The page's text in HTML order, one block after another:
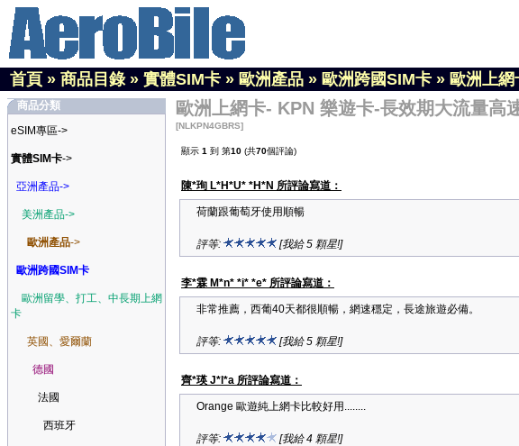
首頁 » 商品目錄» 實體SIM卡 » 歐洲產品 » 歐洲跨國SIM卡 » 歐洲上
商品分類
eSIM專區->
實體SIM卡->
亞洲產品->
美洲產品->
歐洲產品->
歐洲跨國SIM卡
歐洲留學、打工、中長期上網
卡
英國、愛爾蘭
德國
法國
西班牙
歐洲上網卡- KPN 樂遊卡-長效期大流量高
[NLKPN4GBRS]
顯示 1 到 第10 (共70個評論)
陳*珣 L*H*U* *H*N 所評論寫道：
荷蘭跟葡萄牙使用順暢
評等: [我給 5 顆星!]
李*霖 M*n* *i* *e* 所評論寫道：
非常推薦，西葡40天都很順暢，網速穩定，長途旅遊必備。
評等: [我給 5 顆星!]
齊*瑛 J*l*a 所評論寫道：
Orange 歐遊純上網卡比較好用........
評等: [我給 4 顆星!]